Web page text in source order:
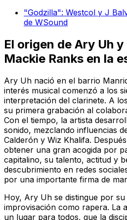
"Godzilla": Westcol y J
de WSound
El origen de Ary Uh
Mackie Ranks en la
Ary Uh nació en el barrio
interés musical comenzó a los
interpretación del clarinete. A
su primera grabación al
Con el tiempo, la artista
sonido, mezclando influencias
Calderón y Wiz Khalifa.
obtener una gran acogida por
capitalino, su talento, actitud y
descubrimiento en redes
por una importante firma de
Hoy, Ary Uh se distingue por
improvisación como rapera. La
un lugar para todos, que la